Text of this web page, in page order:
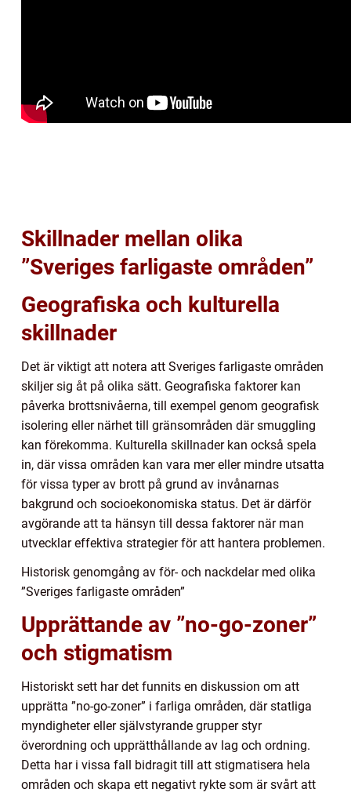
Skillnader mellan olika
”Sveriges farligaste områden”
Geografiska och kulturella
skillnader
Det är viktigt att notera att Sveriges farligaste områden
skiljer sig åt på olika sätt. Geografiska faktorer kan
påverka brottsnivåerna, till exempel genom geografisk
isolering eller närhet till gränsområden där smuggling
kan förekomma. Kulturella skillnader kan också spela
in, där vissa områden kan vara mer eller mindre utsatta
för vissa typer av brott på grund av invånarnas
bakgrund och socioekonomiska status. Det är därför
avgörande att ta hänsyn till dessa faktorer när man
utvecklar effektiva strategier för att hantera problemen.
Historisk genomgång av för- och nackdelar med olika
”Sveriges farligaste områden”
Upprättande av ”no-go-zoner”
och stigmatism
Historiskt sett har det funnits en diskussion om att
upprätta ”no-go-zoner” i farliga områden, där statliga
myndigheter eller självstyrande grupper styr
överordning och upprätthållande av lag och ordning.
Detta har i vissa fall bidragit till att stigmatisera hela
områden och skapa ett negativt rykte som är svårt att